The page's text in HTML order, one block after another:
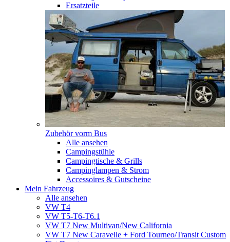
Ersatzteile
Zubehör vorm Bus
Alle ansehen
Campingstühle
Campingtische & Grills
Campinglampen & Strom
Accessoires & Gutscheine
Mein Fahrzeug
Alle ansehen
VW T4
VW T5-T6-T6.1
VW T7 New Multivan/New California
VW T7 New Caravelle + Ford Tourneo/Transit Custom